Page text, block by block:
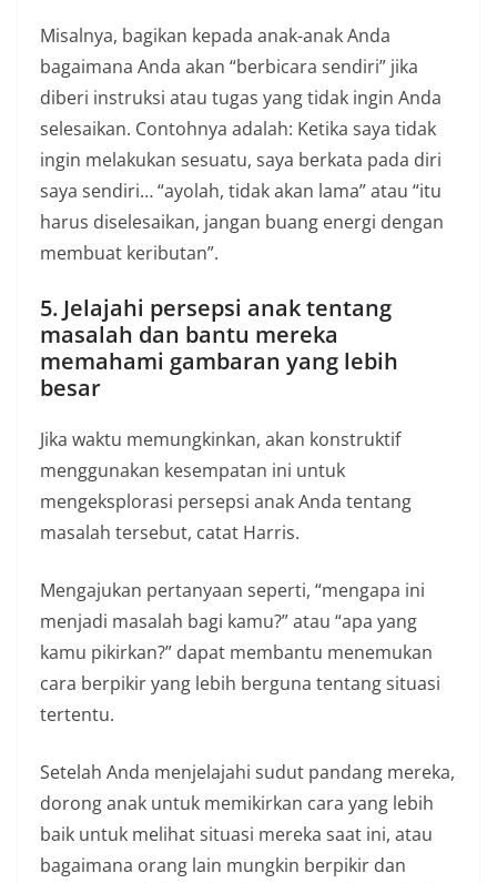
Misalnya, bagikan kepada anak-anak Anda
bagaimana Anda akan “berbicara sendiri” jika
diberi instruksi atau tugas yang tidak ingin Anda
selesaikan. Contohnya adalah: Ketika saya tidak
ingin melakukan sesuatu, saya berkata pada diri
saya sendiri… “ayolah, tidak akan lama” atau “itu
harus diselesaikan, jangan buang energi dengan
membuat keributan”.
5. Jelajahi persepsi anak tentang
masalah dan bantu mereka
memahami gambaran yang lebih
besar
Jika waktu memungkinkan, akan konstruktif
menggunakan kesempatan ini untuk
mengeksplorasi persepsi anak Anda tentang
masalah tersebut, catat Harris.
Mengajukan pertanyaan seperti, “mengapa ini
menjadi masalah bagi kamu?” atau “apa yang
kamu pikirkan?” dapat membantu menemukan
cara berpikir yang lebih berguna tentang situasi
tertentu.
Setelah Anda menjelajahi sudut pandang mereka,
dorong anak untuk memikirkan cara yang lebih
baik untuk melihat situasi mereka saat ini, atau
bagaimana orang lain mungkin berpikir dan